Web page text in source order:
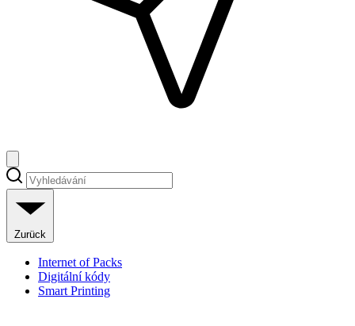
Zurück
Internet of Packs
Digitální kódy
Smart Printing